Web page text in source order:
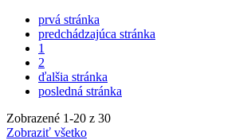
prvá stránka
predchádzajúca stránka
1
2
ďalšia stránka
posledná stránka
Zobrazené 1-20 z 30
Zobraziť všetko